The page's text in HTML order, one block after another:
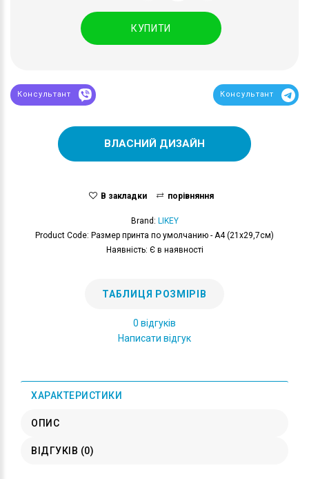
КУПИТИ
Консультант Консультант
ВЛАСНИЙ ДИЗАЙН
В закладки порівняння
Brand: LIKEY
Product Code: Размер принта по умолчанию - А4 (21x29,7см)
Наявність: Є в наявності
ТАБЛИЦЯ РОЗМІРІВ
0 відгуків
Написати відгук
ХАРАКТЕРИСТИКИ
ОПИС
ВІДГУКІВ (0)